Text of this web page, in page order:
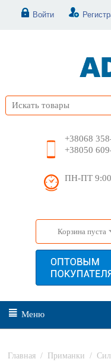
Войти
+38068
+38050
ПН-ПТ
Корзина пуста
Меню
Главная / Приманки /